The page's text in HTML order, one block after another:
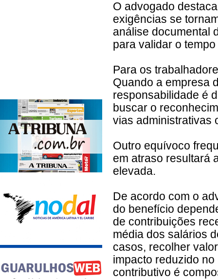
O advogado
exigências se
análise documental
para validar o
Para os
Quando a empresa
responsabilidade é
buscar o
vias administrativas
Outro equívoco
em atraso resultará
elevada.
De acordo com o
do benefício
de contribuições
média dos salários
casos, recolher
impacto reduzido
contributivo é